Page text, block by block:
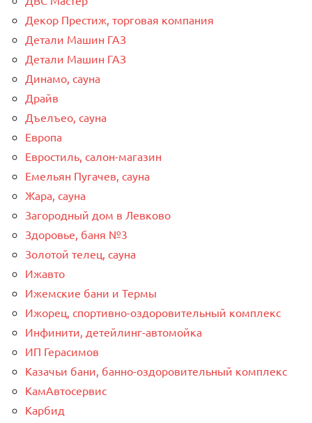
Декор Престиж, торговая компания
Детали Машин ГАЗ
Детали Машин ГАЗ
Динамо, сауна
Драйв
Дъелъео, сауна
Европа
Евростиль, салон-магазин
Емельян Пугачев, сауна
Жара, сауна
Загородный дом в Левково
Здоровье, баня №3
Золотой телец, сауна
Ижавто
Ижемские бани и Термы
Ижорец, спортивно-оздоровительный комплекс
Инфинити, детейлинг-автомойка
ИП Герасимов
Казачьи бани, банно-оздоровительный комплекс
КамАвтосервис
Карбид